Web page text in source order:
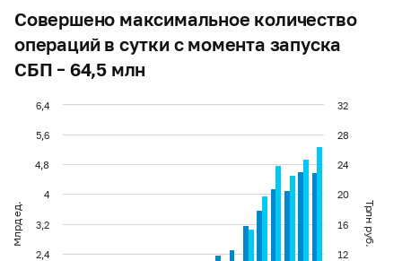
Совершено максимальное количество
операций в сутки с момента запуска
СБП – 64,5 млн
Млрд ед. Трлн руб.
2,4
3,2
4
4,8
5,6
6,4
12
16
20
24
28
32